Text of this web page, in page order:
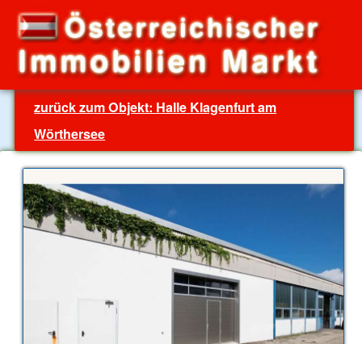
zurück zum Objekt: Halle Klagenfurt am
Wörthersee